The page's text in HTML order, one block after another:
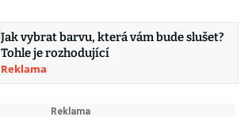
Jak vybrat barvu, která vám bude slušet?
Tohle je rozhodující
Reklama